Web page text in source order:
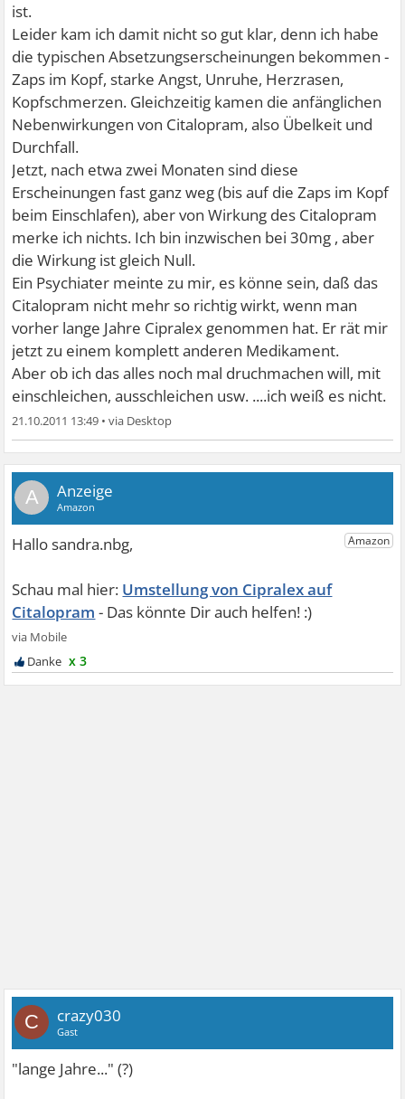
ist.
Leider kam ich damit nicht so gut klar, denn ich habe
die typischen Absetzungserscheinungen bekommen -
Zaps im Kopf, starke Angst, Unruhe, Herzrasen,
Kopfschmerzen. Gleichzeitig kamen die anfänglichen
Nebenwirkungen von Citalopram, also Übelkeit und
Durchfall.
Jetzt, nach etwa zwei Monaten sind diese
Erscheinungen fast ganz weg (bis auf die Zaps im Kopf
beim Einschlafen), aber von Wirkung des Citalopram
merke ich nichts. Ich bin inzwischen bei 30mg , aber
die Wirkung ist gleich Null.
Ein Psychiater meinte zu mir, es könne sein, daß das
Citalopram nicht mehr so richtig wirkt, wenn man
vorher lange Jahre Cipralex genommen hat. Er rät mir
jetzt zu einem komplett anderen Medikament.
Aber ob ich das alles noch mal druchmachen will, mit
einschleichen, ausschleichen usw. ....ich weiß es nicht.
21.10.2011 13:49 •
A
Umstellung von Cipralex auf
Citalopram
x 3
C crazy030
Gast
"lange Jahre..." (?)